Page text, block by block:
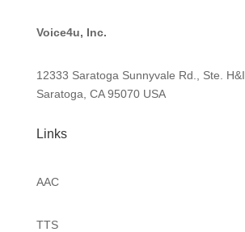
Voice4u, Inc.
12333 Saratoga Sunnyvale Rd., Ste. H&I
Saratoga, CA 95070 USA
Links
AAC
TTS